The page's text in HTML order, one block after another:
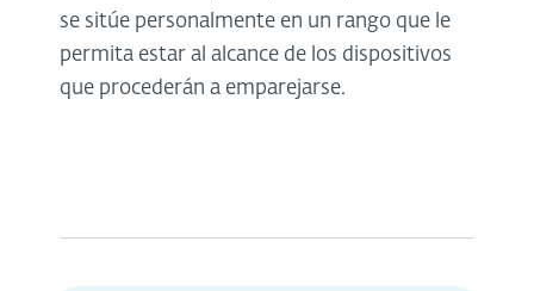
se sitúe personalmente en un rango que le
permita estar al alcance de los dispositivos
que procederán a emparejarse.